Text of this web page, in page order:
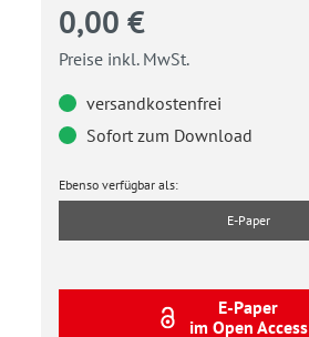
0,00 €
Preise inkl. MwSt.
versandkostenfrei
Sofort zum Download
Ebenso verfügbar als:
E-Paper
E-Paper
im Open Access